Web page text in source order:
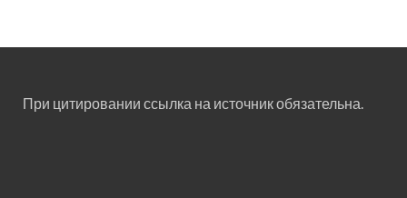
При цитировании ссылка на источник обязательна.